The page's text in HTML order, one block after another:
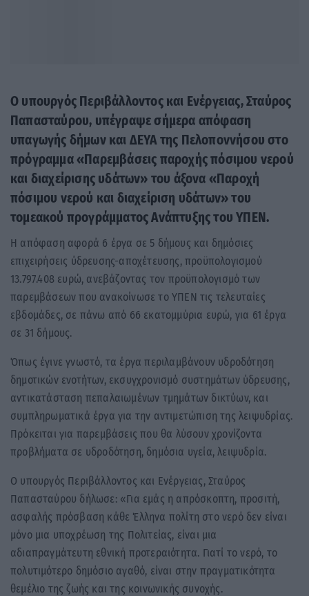
Ο υπουργός Περιβάλλοντος και Ενέργειας, Σταύρος
Παπασταύρου, υπέγραψε σήμερα απόφαση
υπαγωγής δήμων και ΔΕΥΑ της Πελοποννήσου στο
πρόγραμμα «Παρεμβάσεις παροχής πόσιμου νερού
και διαχείρισης υδάτων» του άξονα «Παροχή
πόσιμου νερού και διαχείριση υδάτων» του
τομεακού προγράμματος Ανάπτυξης του ΥΠΕΝ.
Η απόφαση αφορά 6 έργα σε 5 δήμους και δημόσιες
επιχειρήσεις ύδρευσης-αποχέτευσης, προϋπολογισμού
13.797.408 ευρώ, ανεβάζοντας τον προϋπολογισμό των
παρεμβάσεων που ανακοίνωσε το ΥΠΕΝ τις τελευταίες
εβδομάδες, σε πάνω από 66 εκατομμύρια ευρώ, για 61 έργα
σε 31 δήμους.
Όπως έγινε γνωστό, τα έργα περιλαμβάνουν υδροδότηση
δημοτικών ενοτήτων, εκσυγχρονισμό συστημάτων ύδρευσης,
αντικατάσταση πεπαλαιωμένων τμημάτων δικτύων, και
συμπληρωματικά έργα για την αντιμετώπιση της λειψυδρίας.
Πρόκειται για παρεμβάσεις που θα λύσουν χρονίζοντα
προβλήματα σε υδροδότηση, δημόσια υγεία, λειψυδρία.
Ο υπουργός Περιβάλλοντος και Ενέργειας, Σταύρος
Παπασταύρου δήλωσε: «Για εμάς η απρόσκοπτη, προσιτή,
ασφαλής πρόσβαση κάθε Έλληνα πολίτη στο νερό δεν είναι
μόνο μια υποχρέωση της Πολιτείας, είναι μια
αδιαπραγμάτευτη εθνική προτεραιότητα. Γιατί το νερό, το
πολυτιμότερο δημόσιο αγαθό, είναι στην πραγματικότητα
θεμέλιο της ζωής και της κοινωνικής συνοχής.